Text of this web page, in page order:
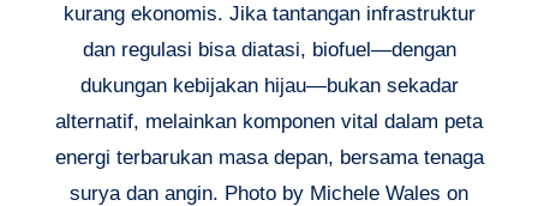
kurang ekonomis. Jika tantangan infrastruktur
dan regulasi bisa diatasi, biofuel—dengan
dukungan kebijakan hijau—bukan sekadar
alternatif, melainkan komponen vital dalam peta
energi terbarukan masa depan, bersama tenaga
surya dan angin. Photo by Michele Wales on